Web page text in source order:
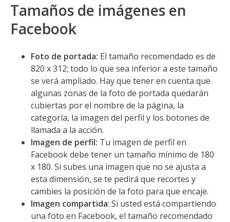
Tamaños de imágenes en
Facebook
Foto de portada: El tamaño recomendado es de
820 x 312; todo lo que sea inferior a este tamaño
se verá ampliado. Hay que tener en cuenta que
algunas zonas de la foto de portada quedarán
cubiertas por el nombre de la página, la
categoría, la imagen del perfil y los botones de
llamada a la acción.
Imagen de perfil: Tu imagen de perfil en
Facebook debe tener un tamaño mínimo de 180
x 180. Si subes una imagen que no se ajusta a
esta dimensión, se te pedirá que recortes y
cambies la posición de la foto para que encaje.
Imagen compartida: Si usted está compartiendo
una foto en Facebook, el tamaño recomendado